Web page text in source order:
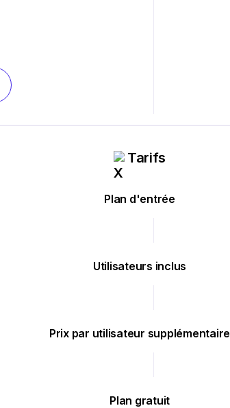
Tarifs
Plan d'entrée
Utilisateurs inclus
Prix par utilisateur supplémentaire
Plan gratuit